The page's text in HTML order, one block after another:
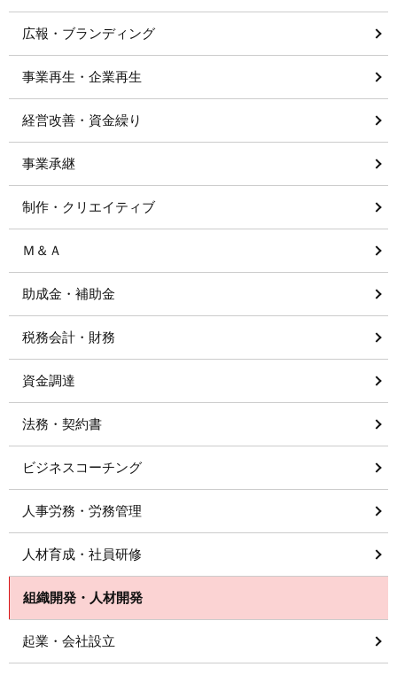
広報・ブランディング
事業再生・企業再生
経営改善・資金繰り
事業承継
制作・クリエイティブ
Ｍ＆Ａ
助成金・補助金
税務会計・財務
資金調達
法務・契約書
ビジネスコーチング
人事労務・労務管理
人材育成・社員研修
組織開発・人材開発
起業・会社設立